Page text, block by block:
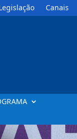
Canais